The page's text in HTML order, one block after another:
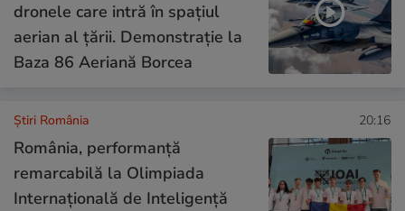
dronele care intră în spațiul
aerian al țării. Demonstrație la
Baza 86 Aeriană Borcea
Știri România 20:16
România, performanță
remarcabilă la Olimpiada
Internațională de Inteligență